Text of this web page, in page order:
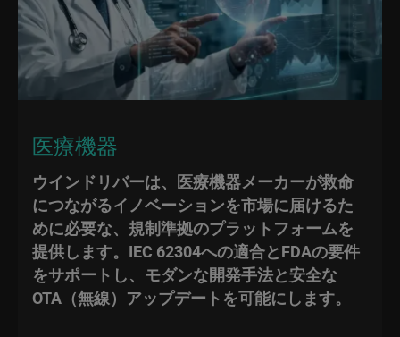
医療機器
ウインドリバーは、医療機器メーカーが救命
につながるイノベーションを市場に届けるた
めに必要な、規制準拠のプラットフォームを
提供します。IEC 62304への適合とFDAの要件
をサポートし、モダンな開発手法と安全な
OTA（無線）アップデートを可能にします。